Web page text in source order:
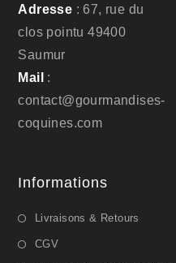
Adresse : 67, rue du
clos pointu 49400
Saumur
Mail :
contact@gourmandises-
coquines.com
Informations
Livraisons & Retours
CGV